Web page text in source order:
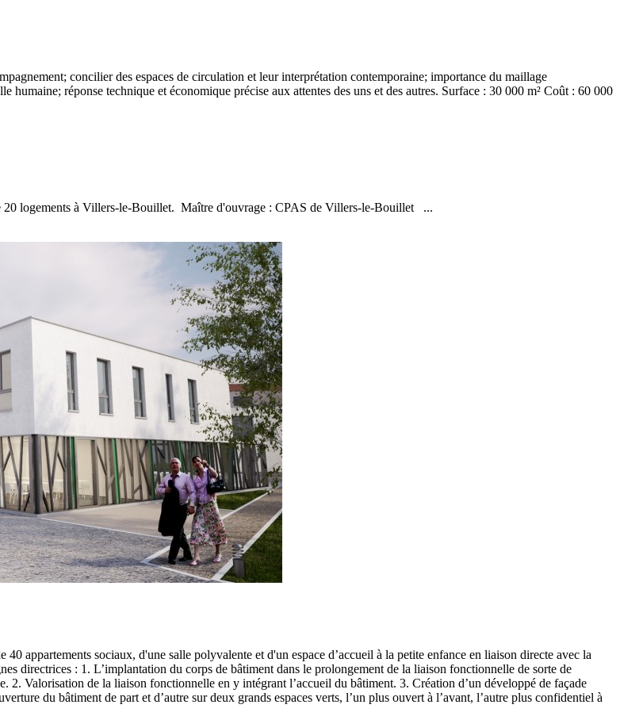
concilier des espaces de circulation et leur interprétation contemporaine; importance du maillage
humaine; réponse technique et économique précise aux attentes des uns et des autres. Surface : 30 000 m² Coût : 60 000
20 logements à Villers-le-Bouillet. Maître d'ouvrage : CPAS de Villers-le-Bouillet ...
appartements sociaux, d'une salle polyvalente et d'un espace d’accueil à la petite enfance en liaison directe avec la
directrices : 1. L’implantation du corps de bâtiment dans le prolongement de la liaison fonctionnelle de sorte de
2. Valorisation de la liaison fonctionnelle en y intégrant l’accueil du bâtiment. 3. Création d’un développé de façade
du bâtiment de part et d’autre sur deux grands espaces verts, l’un plus ouvert à l’avant, l’autre plus confidentiel à